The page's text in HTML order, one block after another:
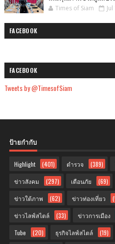
Times of Siam
FACEBOOK
FACEBOOK
Tweets by @TimesofSiam
ป้ายกำกับ
Highlight (401) ตำรวจ (389)
ข่าวสังคม (297) เตือนภัย (69)
ข่าวใต้ภาพ (62) ข่าวท่องเที่ยว
ข่าวไลฟ์สไตล์ (33) ข่าวการเมือง
Tube (20) ธุรกิจไลฟ์สไตล์ (19)